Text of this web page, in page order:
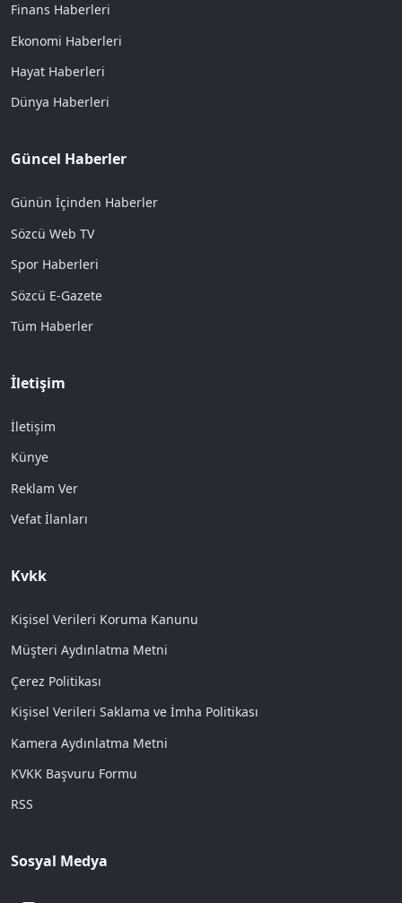
Finans Haberleri
Ekonomi Haberleri
Hayat Haberleri
Dünya Haberleri
Güncel Haberler
Günün İçinden Haberler
Sözcü Web TV
Spor Haberleri
Sözcü E-Gazete
Tüm Haberler
İletişim
İletişim
Künye
Reklam Ver
Vefat İlanları
Kvkk
Kişisel Verileri Koruma Kanunu
Müşteri Aydınlatma Metni
Çerez Politikası
Kişisel Verileri Saklama ve İmha Politikası
Kamera Aydınlatma Metni
KVKK Başvuru Formu
RSS
Sosyal Medya